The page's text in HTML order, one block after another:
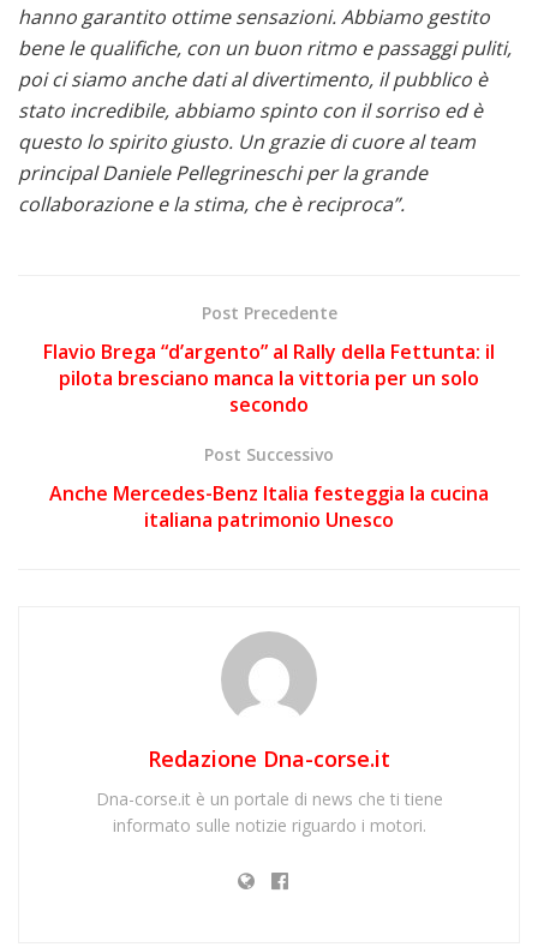
hanno garantito ottime sensazioni. Abbiamo gestito
bene le qualifiche, con un buon ritmo e passaggi puliti,
poi ci siamo anche dati al divertimento, il pubblico è
stato incredibile, abbiamo spinto con il sorriso ed è
questo lo spirito giusto. Un grazie di cuore al team
principal Daniele Pellegrineschi per la grande
collaborazione e la stima, che è reciproca”.
Post Precedente
Flavio Brega “d’argento” al Rally della Fettunta: il
pilota bresciano manca la vittoria per un solo
secondo
Post Successivo
Anche Mercedes-Benz Italia festeggia la cucina
italiana patrimonio Unesco
Redazione Dna-corse.it
Dna-corse.it è un portale di news che ti tiene
informato sulle notizie riguardo i motori.